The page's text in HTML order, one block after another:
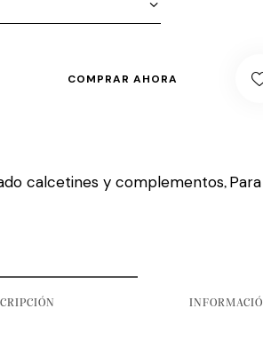
COMPRAR AHORA
calcetines y complementos,